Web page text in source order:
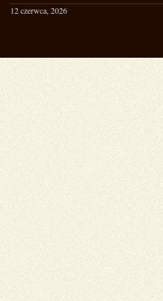
12 czerwca, 2026